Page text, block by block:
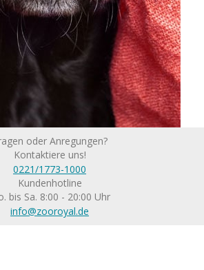
oder Anregungen?
Kontaktiere uns!
0221/1773-1000
Kundenhotline
bis Sa. 8:00 - 20:00 Uhr
info@zooroyal.de